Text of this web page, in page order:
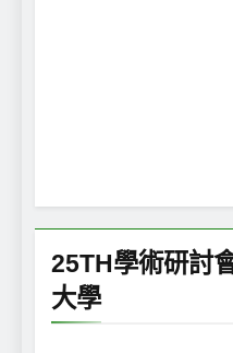
25TH學術研討
大學